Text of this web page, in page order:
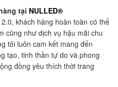
tại NULLED®
khách hàng hoàn toàn có thể
cũng như dịch vụ hậu mãi chu
tôi luôn cam kết mang đến
tạo, tinh thần tự do và phong
đồng yêu thích thời trang